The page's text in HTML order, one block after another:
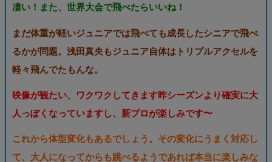
凄い！また、世界大会で飛べたらいいね！
まだ体重が軽いジュニアでは飛べても成長したシニアで飛べ
るかが問題。浅田真央もジュニア自体はトリプルアクセルを
軽々飛んでたもんな。
映像が観たい、ワクワクしてきます昨シーズンより確実に大
人っぽくなっていますし、新プロが楽しみです〜
これから体型変化もあるでしょう。その変化にうまく対応し
て、大人になってからも跳べるようであれば本当に楽しみな